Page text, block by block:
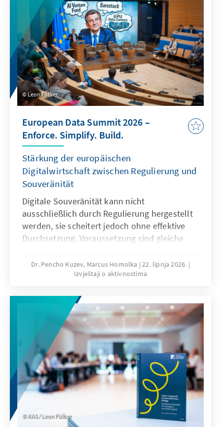
werden, um die Regeln für digitale Dienste
neu auszurichten: Kinder müssen wirksam
geschützt werden, zugleich muss der Markt
für europäische Alternativen zum heutigen
Oligopol geöffnet werden.
Leon Fülber
European Data Summit 2026 –
Enforce. Simplify. Build.
Stärkung der europäischen
Digitalwirtschaft zwischen Regulierung und
Souveränität
Digitale Souveränität kann nicht
ausschließlich durch Regulierung hergestellt
werden, sie scheitert jedoch ohne effektive
Durchsetzung. Voraussetzung sind gleiche
von Marktversagen sowie der Schutz
demokratischer Strukturen.
Dr. Pencho Kuzev, Marcus Homolka
22. lipnja 2026.
Izvještaji o aktivnostima
KAS / Leon Fülber